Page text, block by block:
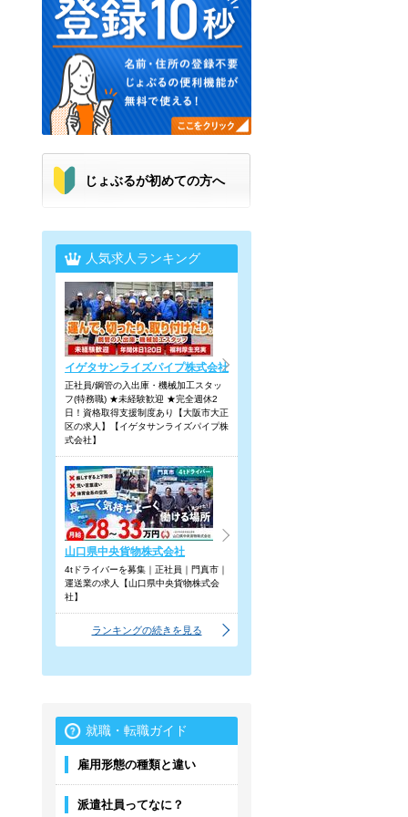
じょぶるが初めての方へ
人気求人ランキング
イゲタサンライズパイプ株式会社
正社員/鋼管の入出庫・機械加工スタッ
フ(特務職) ★未経験歓迎 ★完全週休2
日！資格取得支援制度あり【大阪市大正
区の求人】【イゲタサンライズパイプ株
式会社】
山口県中央貨物株式会社
4tドライバーを募集｜正社員｜門真市｜
運送業の求人【山口県中央貨物株式会
社】
ランキングの続きを見る
就職・転職ガイド
雇用形態の種類と違い
派遣社員ってなに？